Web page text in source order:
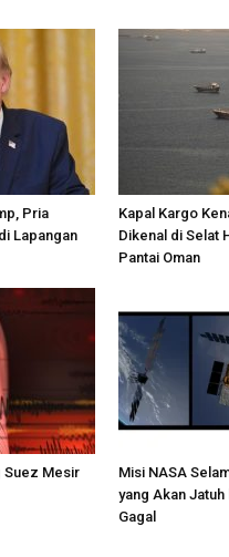
Pria
Lapangan
Kapal Kargo
Dikenal di Selat
Pantai Oman
Suez Mesir
Misi NASA
yang Akan
Gagal